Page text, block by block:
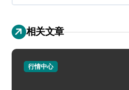
相关文章
行情中心